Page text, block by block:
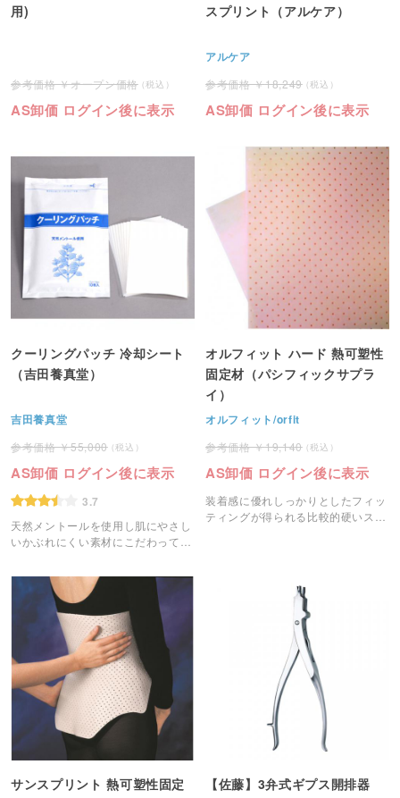
用)
オープン価格
AS卸価 ログイン後に表示
スプリント（アルケア）
アルケア
18,249
AS卸価 ログイン後に表示
クーリングパッチ 冷却シート
（吉田養真堂）
吉田養真堂
55,000
AS卸価 ログイン後に表示
3.7
天然メントールを使用し肌にやさし
いかぶれにくい素材にこだわって作
オルフィット ハード 熱可塑性
固定材（パシフィックサプラ
イ）
オルフィット/orfit
19,140
AS卸価 ログイン後に表示
装着感に優れしっかりとしたフィッ
ティングが得られる比較的硬いスプ
サンスプリント 熱可塑性固定
【佐藤】3弁式ギプス開排器